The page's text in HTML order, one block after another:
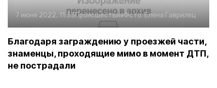
7 июня 2022, 11:33ПроисшествияФото:Елена Гаврилец
Благодаря заграждению у проезжей части,
знаменцы, проходящие мимо в момент ДТП,
не пострадали